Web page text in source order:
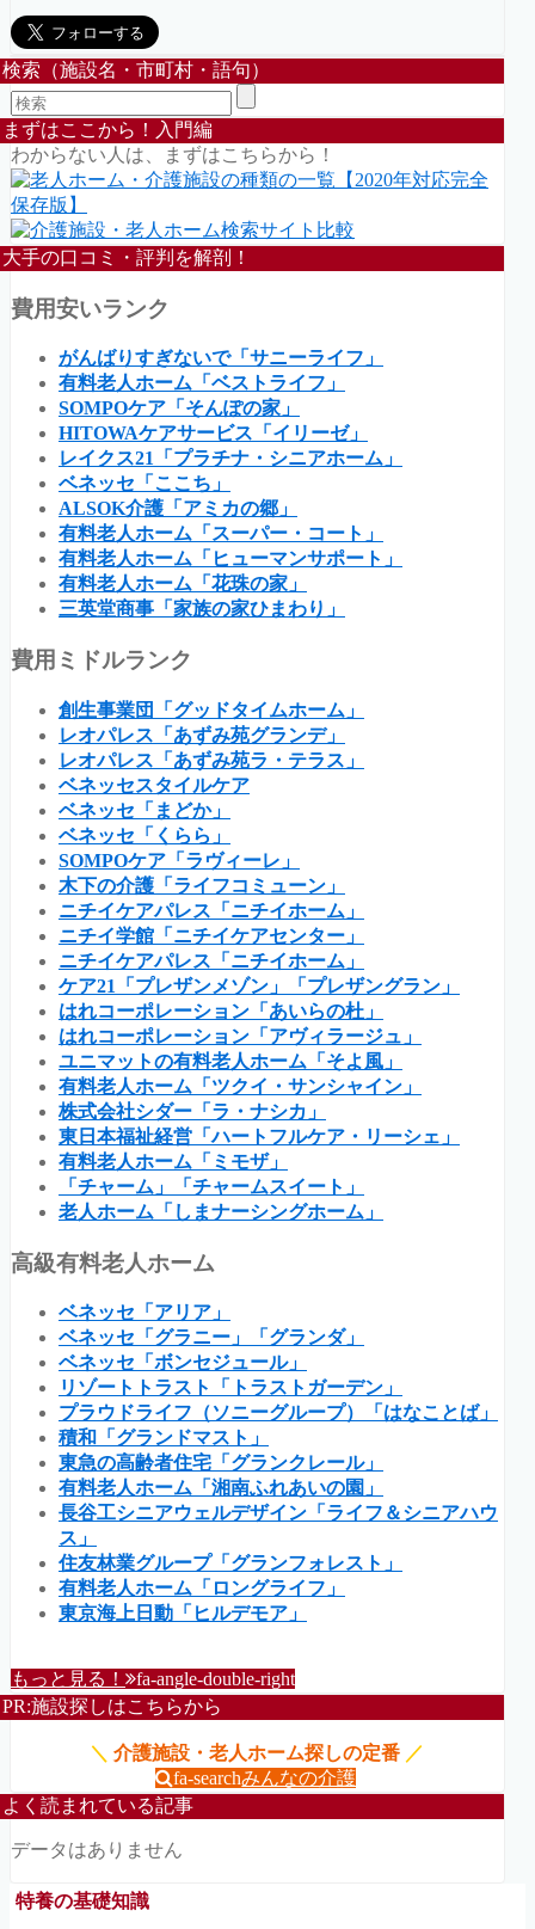
検索（施設名・市町村・語句）
まずはここから！入門編
わからない人は、まずはこちらから！
大手の口コミ・評判を解剖！
費用安いランク
がんばりすぎないで「サニーライフ」
有料老人ホーム「ベストライフ」
SOMPOケア「そんぽの家」
HITOWAケアサービス「イリーゼ」
レイクス21「プラチナ・シニアホーム」
ベネッセ「ここち」
ALSOK介護「アミカの郷」
有料老人ホーム「スーパー・コート」
有料老人ホーム「ヒューマンサポート」
有料老人ホーム「花珠の家」
三英堂商事「家族の家ひまわり」
費用ミドルランク
創生事業団「グッドタイムホーム」
レオパレス「あずみ苑グランデ」
レオパレス「あずみ苑ラ・テラス」
ベネッセスタイルケア
ベネッセ「まどか」
ベネッセ「くらら」
SOMPOケア「ラヴィーレ」
木下の介護「ライフコミューン」
ニチイケアパレス「ニチイホーム」
ニチイ学館「ニチイケアセンター」
ニチイケアパレス「ニチイホーム」
ケア21「プレザンメゾン」「プレザングラン」
はれコーポレーション「あいらの杜」
はれコーポレーション「アヴィラージュ」
ユニマットの有料老人ホーム「そよ風」
有料老人ホーム「ツクイ・サンシャイン」
株式会社シダー「ラ・ナシカ」
東日本福祉経営「ハートフルケア・リーシェ」
有料老人ホーム「ミモザ」
「チャーム」「チャームスイート」
老人ホーム「しまナーシングホーム」
高級有料老人ホーム
ベネッセ「アリア」
ベネッセ「グラニー」「グランダ」
ベネッセ「ボンセジュール」
リゾートトラスト「トラストガーデン」
プラウドライフ（ソニーグループ）「はなことば」
積和「グランドマスト」
東急の高齢者住宅「グランクレール」
有料老人ホーム「湘南ふれあいの園」
長谷工シニアウェルデザイン「ライフ＆シニアハウ
ス」
住友林業グループ「グランフォレスト」
有料老人ホーム「ロングライフ」
東京海上日動「ヒルデモア」
もっと見る！ fa-angle-double-right
PR:施設探しはこちらから
＼ 介護施設・老人ホーム探しの定番 ／
fa-searchみんなの介護
よく読まれている記事
データはありません
特養の基礎知識